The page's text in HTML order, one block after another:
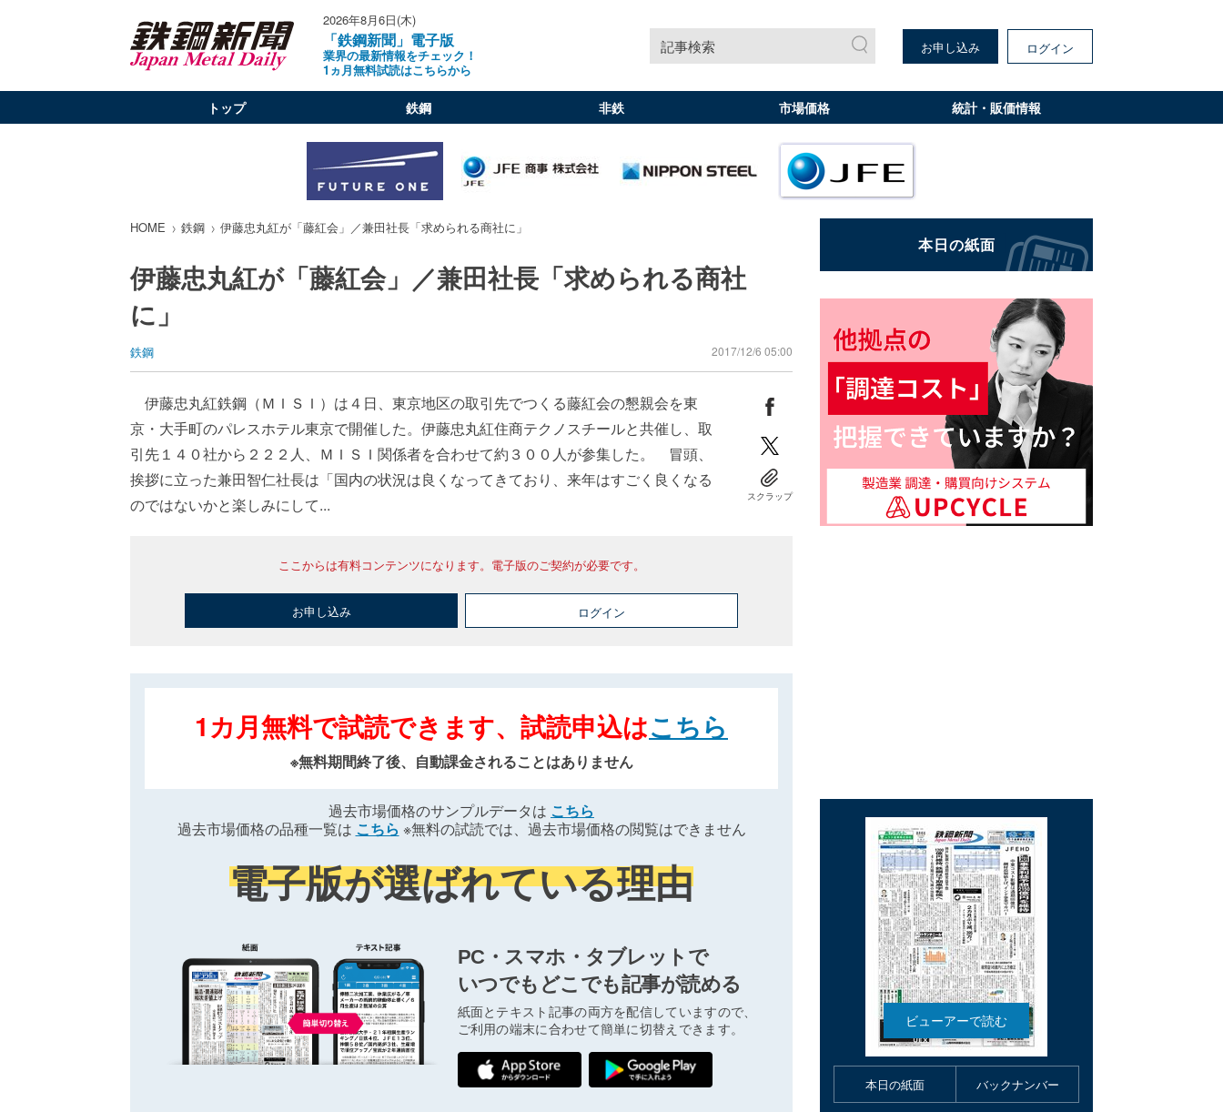
2026年8月6日(木)
「鉄鋼新聞」電子版
業界の最新情報をチェック！
1ヵ月無料試読はこちらから
記事検索 お申し込み ログイン
トップ 鉄鋼 非鉄 市場価格 統計・販価情報
HOME 鉄鋼 伊藤忠丸紅が「藤紅会」／兼田社長「求められる商社に」
伊藤忠丸紅が「藤紅会」／兼田社長「求められる商社
に」
鉄鋼 2017/12/6 05:00
伊藤忠丸紅鉄鋼（ＭＩＳＩ）は４日、東京地区の取引先でつくる藤紅会の懇親会を東
京・大手町のパレスホテル東京で開催した。伊藤忠丸紅住商テクノスチールと共催し、取
引先１４０社から２２２人、ＭＩＳＩ関係者を合わせて約３００人が参集した。 冒頭、
挨拶に立った兼田智仁社長は「国内の状況は良くなってきており、来年はすごく良くなる
のではないかと楽しみにして...
スクラップ
ここからは有料コンテンツになります。電子版のご契約が必要です。
お申し込み ログイン
1カ月無料で試読できます、試読申込はこちら
※無料期間終了後、自動課金されることはありません
過去市場価格のサンプルデータは こちら
過去市場価格の品種一覧は こちら ※無料の試読では、過去市場価格の閲覧はできません
電子版が選ばれている理由
PC・スマホ・タブレットで
いつでもどこでも記事が読める
紙面とテキスト記事の両方を配信していますので、
ご利用の端末に合わせて簡単に切替えできます。
本日の紙面 バックナンバー